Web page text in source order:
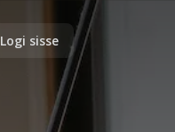
Logi sisse